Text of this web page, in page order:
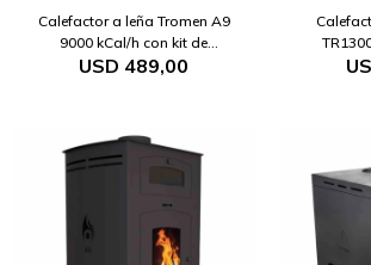
Calefactor a leña Tromen A9
9000 kCal/h con kit de
instalación
USD 489,00